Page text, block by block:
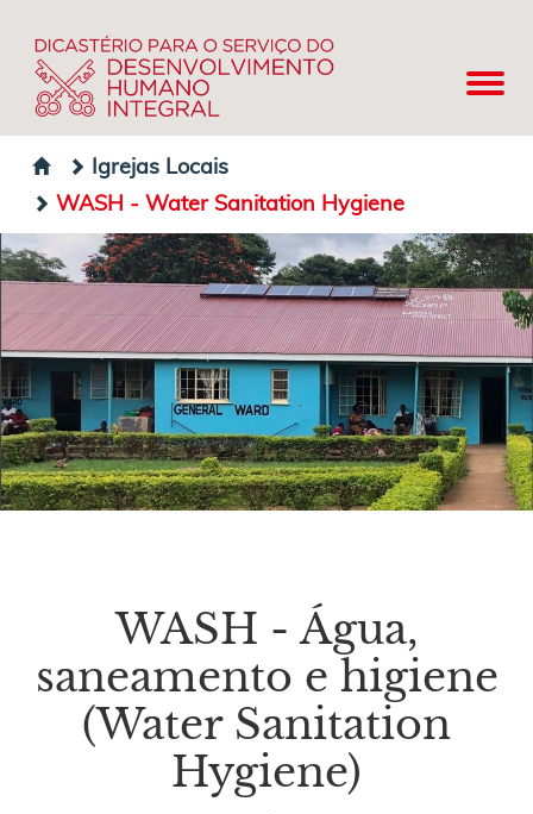
Igrejas Locais
WASH - Water Sanitation Hygiene
WASH - Água,
saneamento e higiene
(Water Sanitation
Hygiene)